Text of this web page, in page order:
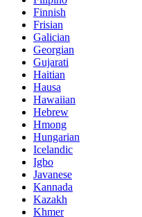
Finnish
Frisian
Galician
Georgian
Gujarati
Haitian
Hausa
Hawaiian
Hebrew
Hmong
Hungarian
Icelandic
Igbo
Javanese
Kannada
Kazakh
Khmer